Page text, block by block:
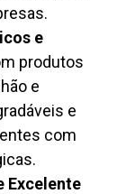
e
produtos
e
e
com
Excelente